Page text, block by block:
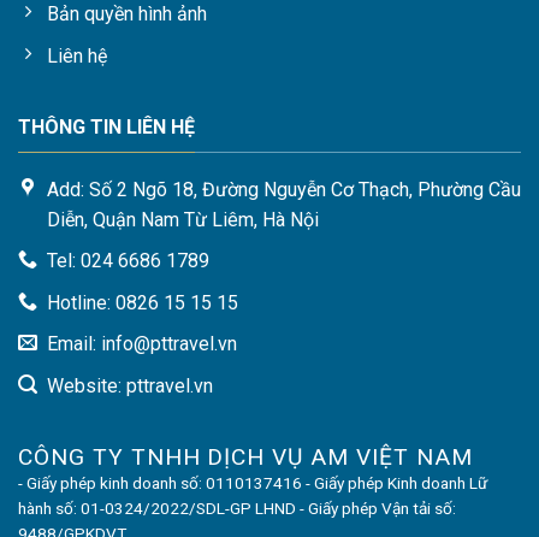
Bản quyền hình ảnh
Liên hệ
THÔNG TIN LIÊN HỆ
Add: Số 2 Ngõ 18, Đường Nguyễn Cơ Thạch, Phường Cầu
Diễn, Quận Nam Từ Liêm, Hà Nội
Tel: 024 6686 1789
Hotline: 0826 15 15 15
Email: info@pttravel.vn
Website: pttravel.vn
CÔNG TY TNHH DỊCH VỤ AM VIỆT NAM
- Giấy phép kinh doanh số: 0110137416 - Giấy phép Kinh doanh Lữ
hành số: 01-0324/2022/SDL-GP LHND - Giấy phép Vận tải số: